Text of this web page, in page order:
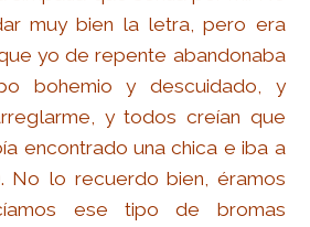
muy bien la letra, pero era
yo de repente abandonaba
bohemio y descuidado, y
y todos creían que
encontrado una chica e iba a
No lo recuerdo bien, éramos
ese tipo de bromas